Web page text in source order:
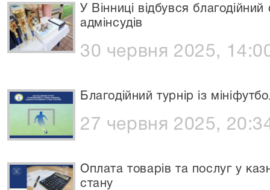
У Вінниці відбувся
адмінсудів
30 червня 2025,
Благодійний турнір із
27 червня 2025,
Оплата товарів та послуг у
стану